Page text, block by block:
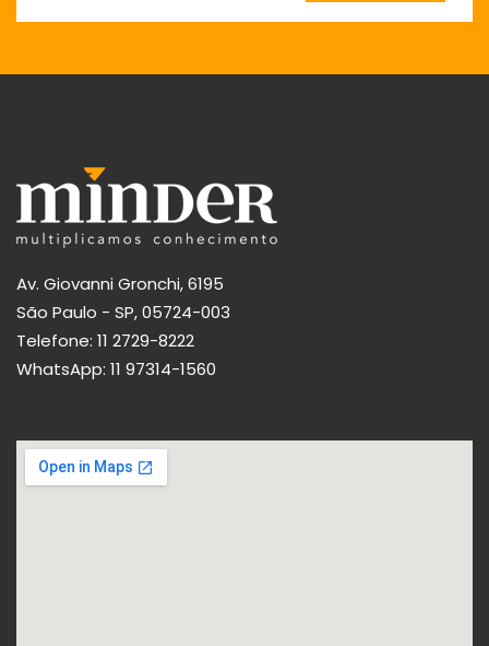
Av. Giovanni Gronchi, 6195
São Paulo - SP, 05724-003
Telefone: 11 2729-8222
WhatsApp: 11 97314-1560